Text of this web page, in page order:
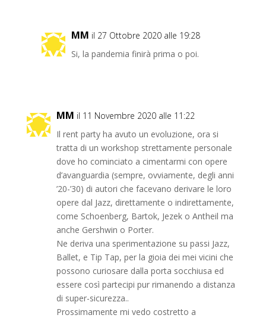
MM il 27 Ottobre 2020 alle 19:28
Si, la pandemia finirà prima o poi.
MM il 11 Novembre 2020 alle 11:22
Il rent party ha avuto un evoluzione, ora si
tratta di un workshop strettamente personale
dove ho cominciato a cimentarmi con opere
d’avanguardia (sempre, ovviamente, degli anni
’20-’30) di autori che facevano derivare le loro
opere dal Jazz, direttamente o indirettamente,
come Schoenberg, Bartok, Jezek o Antheil ma
anche Gershwin o Porter.
Ne deriva una sperimentazione su passi Jazz,
Ballet, e Tip Tap, per la gioia dei mei vicini che
possono curiosare dalla porta socchiusa ed
essere così partecipi pur rimanendo a distanza
di super-sicurezza..
Prossimamente mi vedo costretto a